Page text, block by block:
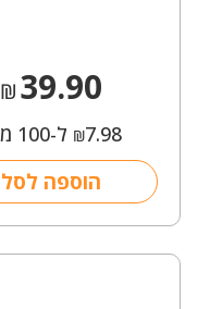
₪39.90
₪7.98 ל-100 מ"ל
הוספה לסל